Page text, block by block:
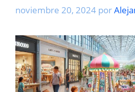
noviembre 20, 2024 por